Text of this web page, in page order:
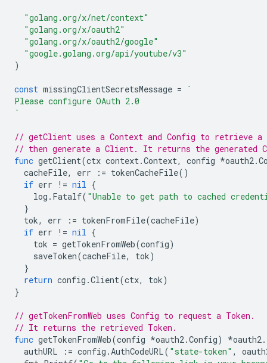
"golang.org/x/net/context"
"golang.org/x/oauth2"
"golang.org/x/oauth2/google"
"google.golang.org/api/youtube/v3"
)
const missingClientSecretsMessage =
`
Please configure OAuth 2.0
`
// getClient uses a Context and Config to retrieve a
// then generate a Client. It returns the generated
func getClient(ctx context.Context, config *oauth2.
cacheFile, err := tokenCacheFile()
if err != nil {
log . Fatalf( "Unable to get path to cached
}
tok, err := tokenFromFile(cacheFile)
if err != nil {
tok = getTokenFromWeb(config)
saveToken(cacheFile, tok)
}
return config .Client(ctx, tok)
}
// getTokenFromWeb uses Config to request a Token.
// It returns the retrieved Token.
func getTokenFromWeb(config *oauth2.Config) *oauth2.
authURL
:= config .AuthCodeURL( "state-token" ,